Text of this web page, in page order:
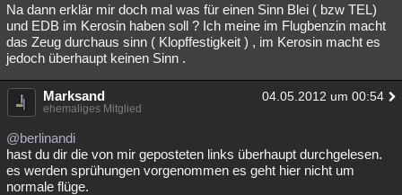
Na dann erklär mir doch mal was für einen Sinn Blei ( bzw TEL)
und EDB im Kerosin haben soll ? Ich meine im Flugbenzin macht
das Zeug durchaus sinn ( Klopffestigkeit ) , im Kerosin macht es
jedoch überhaupt keinen Sinn .
Marksand 04.05.2012 um 00:54
ehemaliges Mitglied
@berlinandi
hast du dir die von mir geposteten links überhaupt durchgelesen.
es werden sprühungen vorgenommen es geht hier nicht um
normale flüge.